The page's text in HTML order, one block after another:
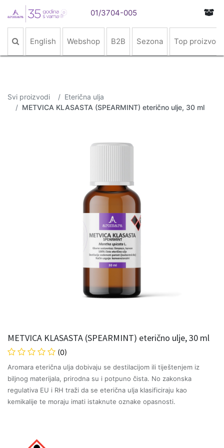
01/3704-005
English Webshop B2B Sezona Top proizvodi
Svi proizvodi
Eterična ulja
METVICA KLASASTA (SPEARMINT) eterično ulje, 30 ml
METVICA KLASASTA (SPEARMINT) eterično ulje, 30 ml
(0)
Aromara eterična ulja dobivaju se destilacijom ili tiještenjem iz
biljnog materijala, prirodna su i potpuno čista. No zakonska
regulativa EU i RH traži da se eterična ulja klasificiraju kao
kemikalije te moraju imati istaknute oznake opasnosti.